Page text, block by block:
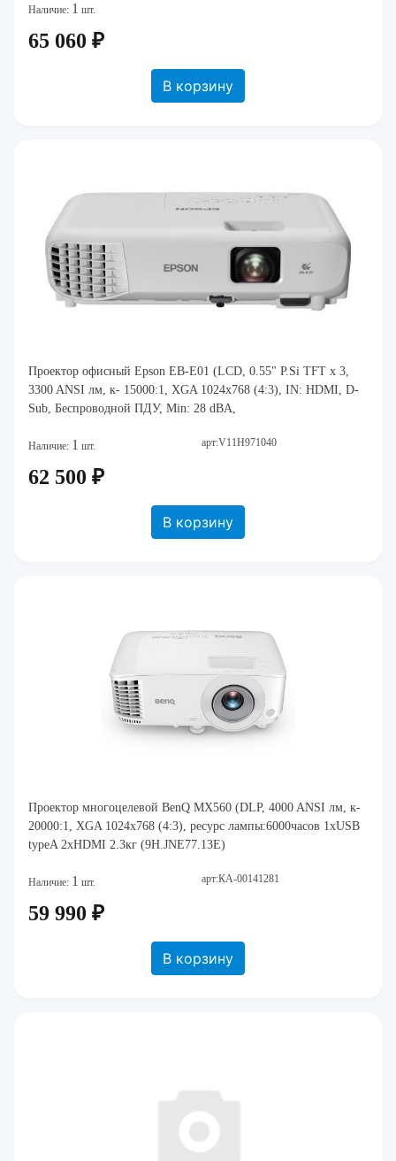
Наличие: 1 шт.
65 060 ₽
В корзину
Проектор офисный Epson EB-E01 (LCD, 0.55" P.Si TFT x 3,
3300 ANSI лм, к- 15000:1, XGA 1024x768 (4:3), IN: HDMI, D-
Sub, Беспроводной ПДУ, Min: 28 dBA,
Наличие: 1 шт. арт:V11H971040
62 500 ₽
В корзину
Проектор многоцелевой BenQ MX560 (DLP, 4000 ANSI лм, к-
20000:1, XGA 1024x768 (4:3), ресурс лампы:6000часов 1xUSB
typeA 2xHDMI 2.3кг (9H.JNE77.13E)
Наличие: 1 шт. арт:КА-00141281
59 990 ₽
В корзину